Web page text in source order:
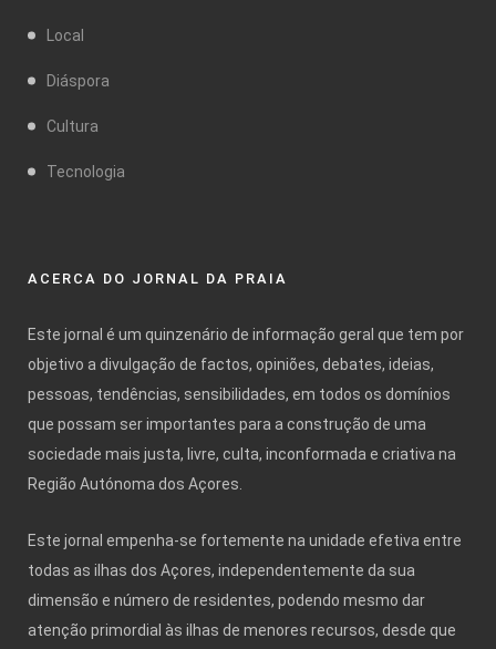
Local
Diáspora
Cultura
Tecnologia
ACERCA DO JORNAL DA PRAIA
Este jornal é um quinzenário de informação geral que tem por
objetivo a divulgação de factos, opiniões, debates, ideias,
pessoas, tendências, sensibilidades, em todos os domínios
que possam ser importantes para a construção de uma
sociedade mais justa, livre, culta, inconformada e criativa na
Região Autónoma dos Açores.
Este jornal empenha-se fortemente na unidade efetiva entre
todas as ilhas dos Açores, independentemente da sua
dimensão e número de residentes, podendo mesmo dar
atenção primordial às ilhas de menores recursos, desde que